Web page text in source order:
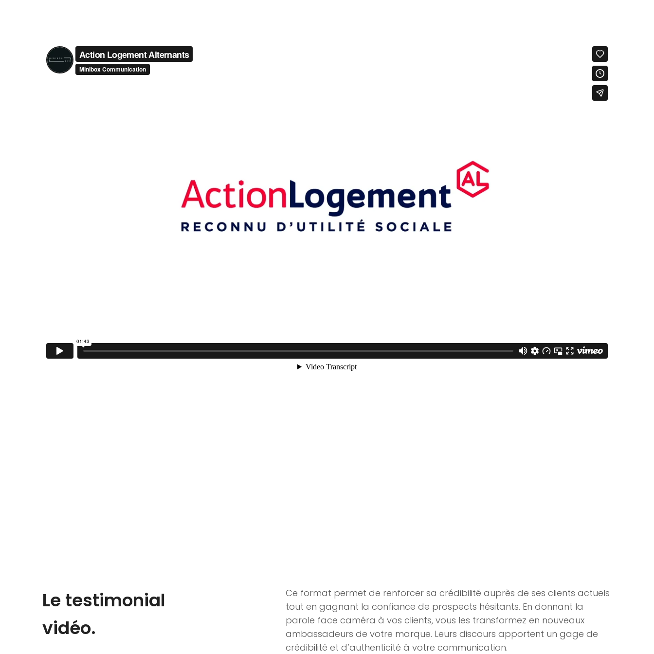
Le testimonial
vidéo.
Ce format permet de renforcer sa crédibilité auprès de ses clients actuels
tout en gagnant la confiance de prospects hésitants. En donnant la
parole face caméra à vos clients, vous les transformez en nouveaux
ambassadeurs de votre marque. Leurs discours apportent un gage de
crédibilité et d’authenticité à votre communication.